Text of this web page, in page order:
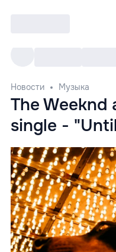
Новости Музыка
The Weeknd
single -